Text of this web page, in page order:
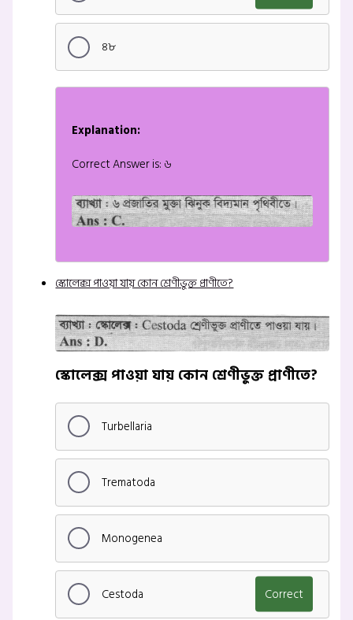
৪৮
Explanation:
Correct Answer is: ৬
স্কোলেক্স পাওয়া যায় কোন শ্রেণীভুক্ত প্রাণীতে?
স্কোলেক্স পাওয়া যায় কোন শ্রেণীভুক্ত প্রাণীতে?
Turbellaria
Trematoda
Monogenea
Cestoda Correct